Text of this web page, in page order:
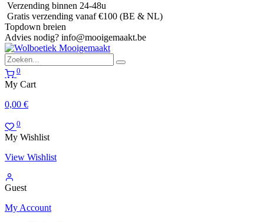
Verzending binnen 24-48u
Gratis verzending vanaf €100 (BE & NL)
Topdown breien
Advies nodig? info@mooigemaakt.be
0
My Cart
0,00 €
0
My Wishlist
View Wishlist
Guest
My Account